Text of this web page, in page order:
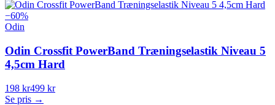
−60%
Odin
Odin Crossfit PowerBand Træningselastik Niveau 5
4,5cm Hard
198 kr499 kr
Se pris →